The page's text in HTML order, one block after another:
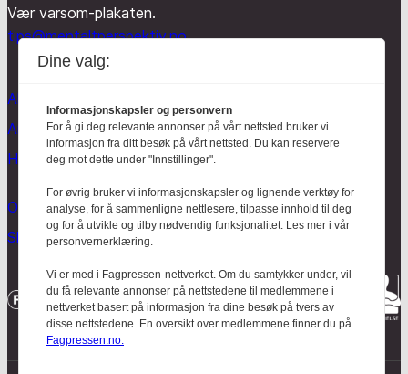
Vær varsom-plakaten.
tips@mentaltperspektiv.no
Aktuelt
Anmeldt
Hodebry
Om oss
Skrive for Hodebry
Dine valg:
Informasjonskapsler og personvern
For å gi deg relevante annonser på vårt nettsted bruker vi
informasjon fra ditt besøk på vårt nettsted. Du kan reservere
deg mot dette under "Innstillinger".
For øvrig bruker vi informasjonskapsler og lignende verktøy for
analyse, for å sammenligne nettlesere, tilpasse innhold til deg
og for å utvikle og tilby nødvendig funksjonalitet. Les mer i vår
personvernerklæring.
Vi er med i Fagpressen-nettverket. Om du samtykker under, vil
du få relevante annonser på nettstedene til medlemmene i
nettverket basert på informasjon fra dine besøk på tvers av
disse nettstedene. En oversikt over medlemmene finner du på
Fagpressen.no.